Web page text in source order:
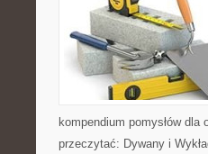
kompendium pomysłów
przeczytać: Dywany i